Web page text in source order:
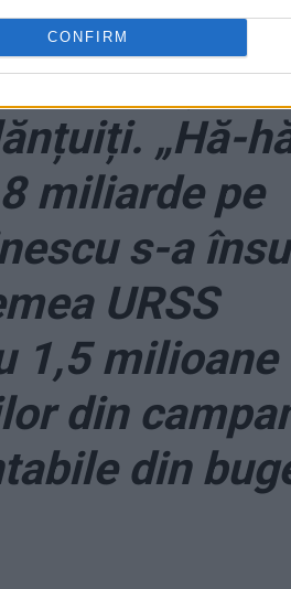
CONFIRM
anti-
și
„Hă-
miliarde pe
s-a
URSS
1,5 milioane
din
din